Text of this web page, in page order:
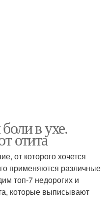
в ухе.
отита
от которого хочется
применяются различные
топ-7 недорогих и
которые выписывают